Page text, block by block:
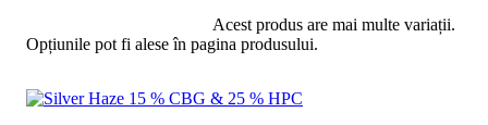
Acest produs are mai multe variații.
Opțiunile pot fi alese în pagina produsului.